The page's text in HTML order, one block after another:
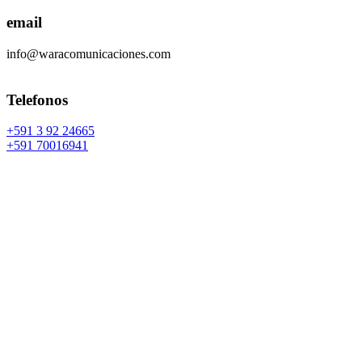
email
info@waracomunicaciones.com
Telefonos
+591 3 92 24665
+591 70016941